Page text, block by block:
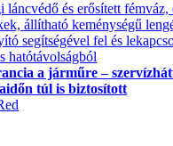
láncvédő és erősített fémváz,
állítható keménységű
segítségével fel és
hatótávolságból
a járműre –
túl is biztosított